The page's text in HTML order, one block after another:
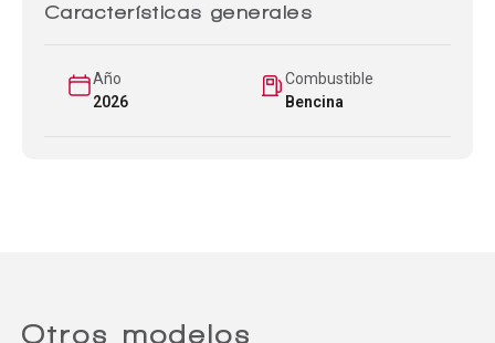
Características generales
Año
2026
Combustible
Bencina
Otros modelos